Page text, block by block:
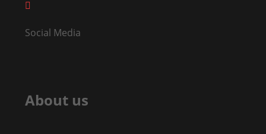
Social Media
About us